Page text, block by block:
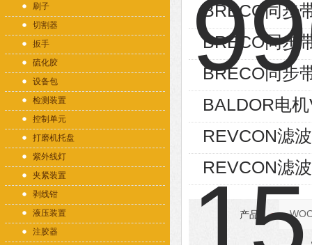
刷子
切割器
扳手
硫化胶
设备包
检测装置
控制单元
打磨机托盘
紫外线灯
夹紧装置
剥线钳
液压装置
注胶器
BRECO同步
BRECO同步
BRECO同步
BALDOR电
REVCON滤
REVCON滤
产品：